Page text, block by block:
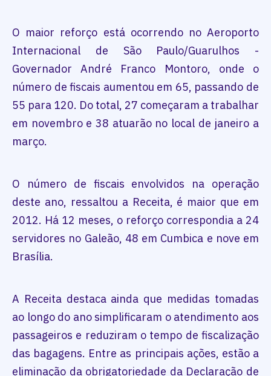
O maior reforço está ocorrendo no Aeroporto
Internacional de São Paulo/Guarulhos -
Governador André Franco Montoro, onde o
número de fiscais aumentou em 65, passando de
55 para 120. Do total, 27 começaram a trabalhar
em novembro e 38 atuarão no local de janeiro a
março.
O número de fiscais envolvidos na operação
deste ano, ressaltou a Receita, é maior que em
2012. Há 12 meses, o reforço correspondia a 24
servidores no Galeão, 48 em Cumbica e nove em
Brasília.
A Receita destaca ainda que medidas tomadas
ao longo do ano simplificaram o atendimento aos
passageiros e reduziram o tempo de fiscalização
das bagagens. Entre as principais ações, estão a
eliminação da obrigatoriedade da Declaração de